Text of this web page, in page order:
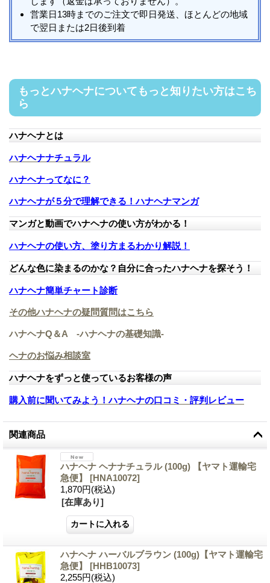
営業日13時までのご注文で即日発送、ほとんどの地域
で翌日または2日後到着
もっとハナヘナについてもっと知りたい方はこち
ら
ハナヘナとは
ハナヘナナチュラル
ハナヘナってなに？
ハナヘナが５分で理解できる！ハナヘナマンガ
マンガと動画でハナヘナの使い方がわかる！
ハナヘナの使い方、塗り方まるわかり解説！
どんな色に染まるのかな？自分に合ったハナヘナを探そう！
ハナヘナ簡単チャート診断
その他ハナヘナの疑問質問はこちら
ハナヘナQ＆A -ハナヘナの基礎知識-
ヘナのお悩み相談室
ハナヘナをずっと使っているお客様の声
購入前に聞いてみよう！ハナヘナの口コミ・評判レビュー
関連商品
ハナヘナ ヘナナチュラル (100g) 【ヤマト運輸宅
急便】 [HNA10072]
1,870円(税込)
[在庫あり]
ハナヘナ ハーバルブラウン (100g)【ヤマト運輸宅
急便】 [HHB10073]
2,255円(税込)